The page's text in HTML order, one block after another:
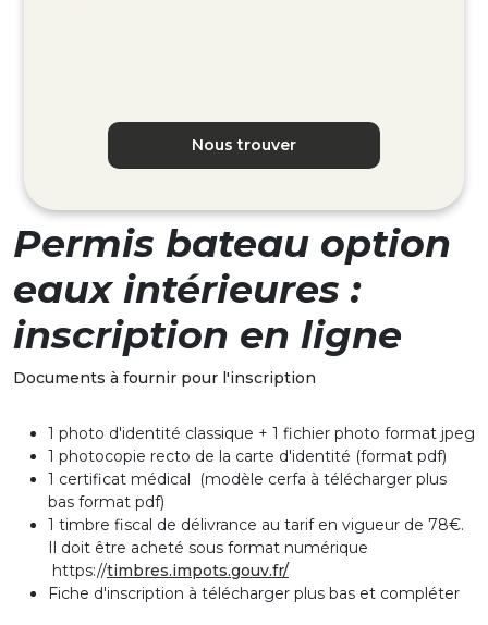
Nous trouver
Permis bateau option
eaux intérieures :
inscription en ligne
Documents à fournir pour l'inscription
1 photo d'identité classique + 1 fichier photo format jpeg
1 photocopie recto de la carte d'identité (format pdf)
1 certificat médical (modèle cerfa à télécharger plus
bas format pdf)
1 timbre fiscal de délivrance au tarif en vigueur de 78€.
Il doit être acheté sous format numérique
https://timbres.impots.gouv.fr/
Fiche d'inscription à télécharger plus bas et compléter